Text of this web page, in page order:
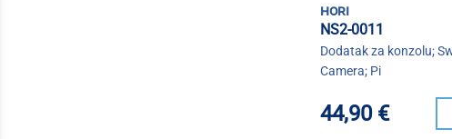
hori
NS2-0011
Dodatak za konzolu;
Camera; Pi
44,90 €